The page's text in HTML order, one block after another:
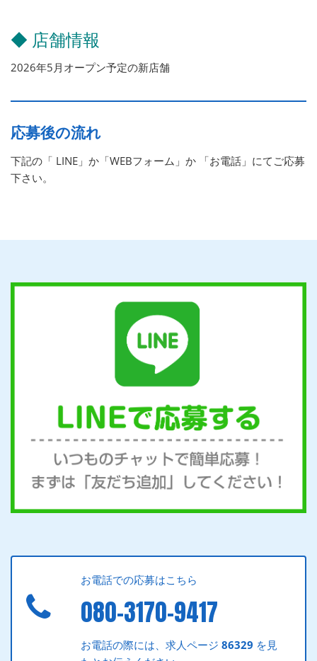
◆ 店舗情報
2026年5月オープン予定の新店舗
応募後の流れ
下記の「 LINE」か「WEBフォーム」か 「お電話」にてご応募
下さい。
お電話での応募はこちら
080-3170-9417
お電話の際には、求人ページ86329 を見